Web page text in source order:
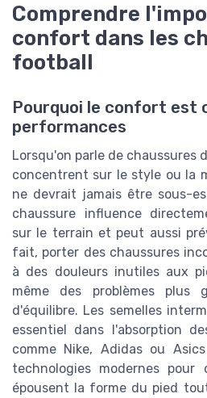
Comprendre
confort dans les
football
Pourquoi le confort est
performances
Lorsqu'on parle de chaussures
concentrent sur le style ou la
ne devrait jamais être sous-
chaussure influence
sur le terrain et peut aussi
fait, porter des chaussures
à des douleurs inutiles aux
même des problèmes plus
d'équilibre. Les semelles
essentiel dans l'absorption
comme Nike, Adidas ou
technologies modernes
épousent la forme du pied